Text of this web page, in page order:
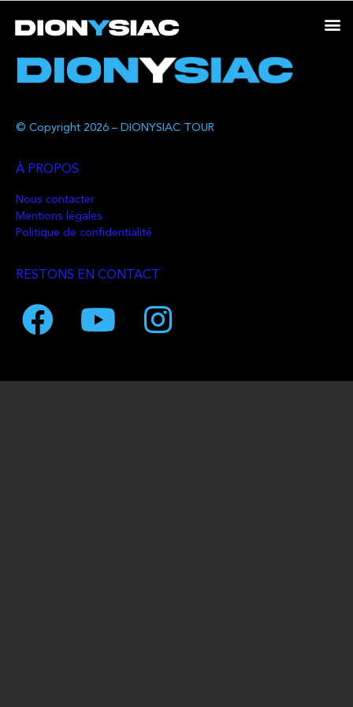
© Copyright 2026 – DIONYSIAC TOUR
À PROPOS
Nous contacter
Mentions légales
Politique de confidentialité
RESTONS EN CONTACT